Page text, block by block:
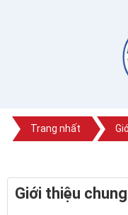
Trang nhất
Giới thiệu chung